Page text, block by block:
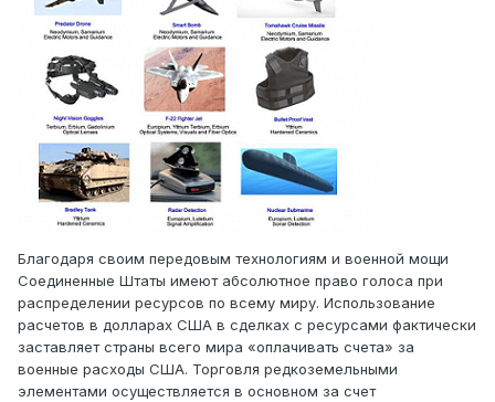
Благодаря своим передовым технологиям и военной мощи
Соединенные Штаты имеют абсолютное право голоса при
распределении ресурсов по всему миру. Использование
расчетов в долларах США в сделках с ресурсами фактически
заставляет страны всего мира «оплачивать счета» за
военные расходы США. Торговля редкоземельными
элементами осуществляется в основном за счет